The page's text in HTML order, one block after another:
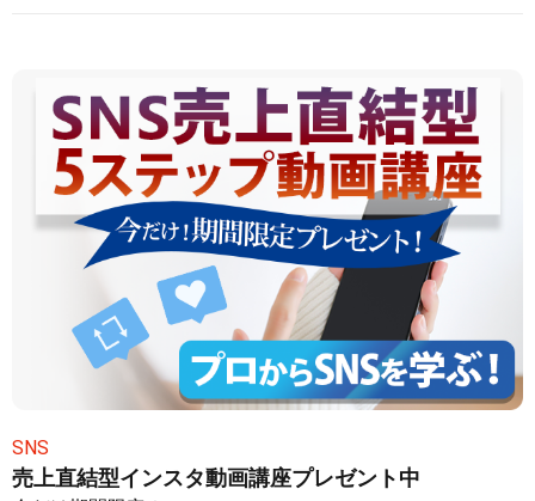
SNS
売上直結型インスタ動画講座プレゼント中